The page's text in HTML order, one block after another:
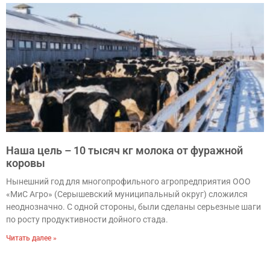
Наша цель – 10 тысяч кг молока от фуражной
коровы
Нынешний год для многопрофильного агропредприятия ООО
«МиС Агро» (Серышевский муниципальный округ) сложился
неоднозначно. С одной стороны, были сделаны серьезные шаги
по росту продуктивности дойного стада.
Читать далее »